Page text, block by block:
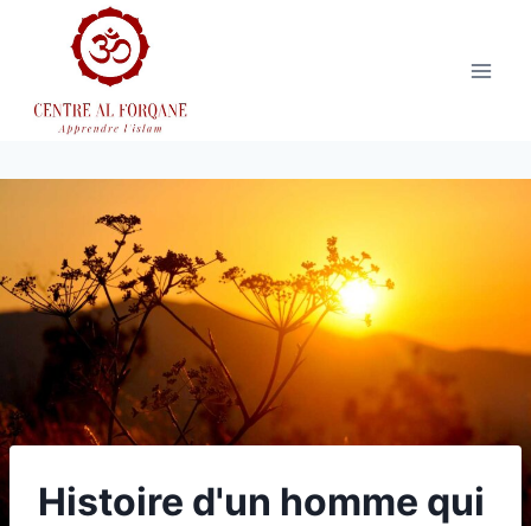
Histoire d'un homme qui